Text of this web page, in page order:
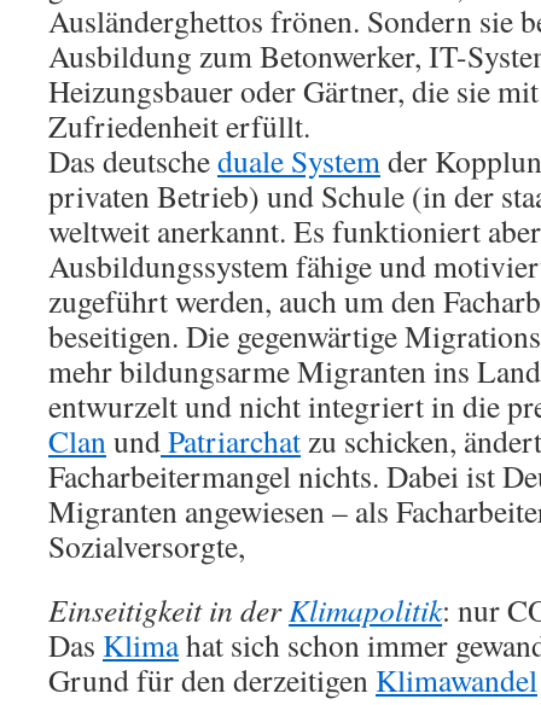
Ausländerghettos frönen. Sondern sie
Ausbildung zum Betonwerker, IT-
Heizungsbauer oder Gärtner, die sie
Zufriedenheit erfüllt.
Das deutscheduale Systemder
privaten Betrieb) und Schule (in der
weltweit anerkannt. Es funktioniert
Ausbildungssystem fähige und
zugeführt werden, auch um den
beseitigen. Die gegenwärtige
mehr bildungsarme Migranten ins
entwurzelt und nicht integriert in die
ClanundPatriarchatzu schicken,
Facharbeitermangel nichts. Dabei ist
Migranten angewiesen – als
Sozialversorgte,
Einseitigkeit in derKlimapolitik: nur
Das Klimahat sich schon immer
Grund für den derzeitigen Klimawandel